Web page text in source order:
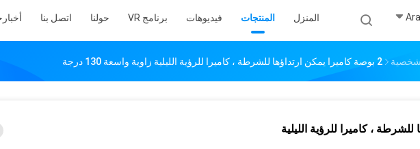
المنزل المنتجات فيديوهات برنامج VR حولنا اتصل بنا أخبار
2 بوصة كاميرا يمكن ارتداؤها للشرطة ، كاميرا للرؤية الليلية زاوية واسعة 130 درجة
للشرطة ، كاميرا للرؤية الليلية